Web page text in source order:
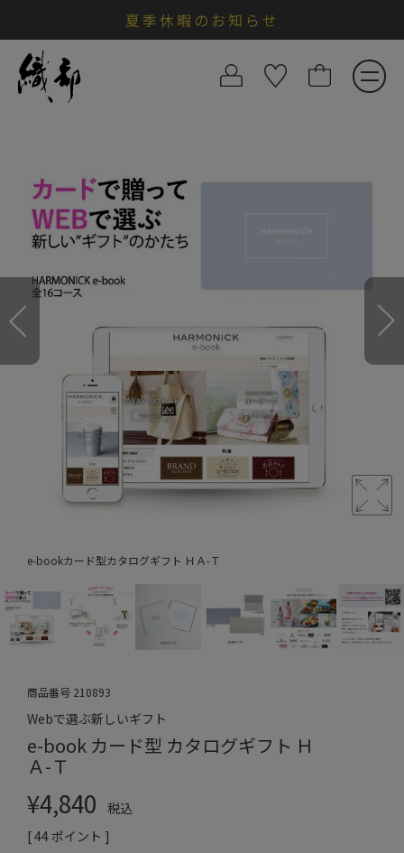
夏季休暇のお知らせ
e-bookカード型カタログギフト ＨＡ-Ｔ
商品番号 210893
Webで選ぶ新しいギフト
e-book カード型 カタログギフト Ｈ
Ａ-Ｔ
¥4,840
税込
[44 ポイント ]